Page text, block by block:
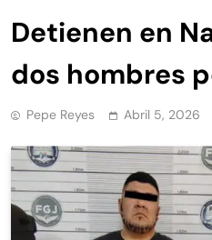
Detienen en
dos hombres
Pepe Reyes Abril 5, 2026